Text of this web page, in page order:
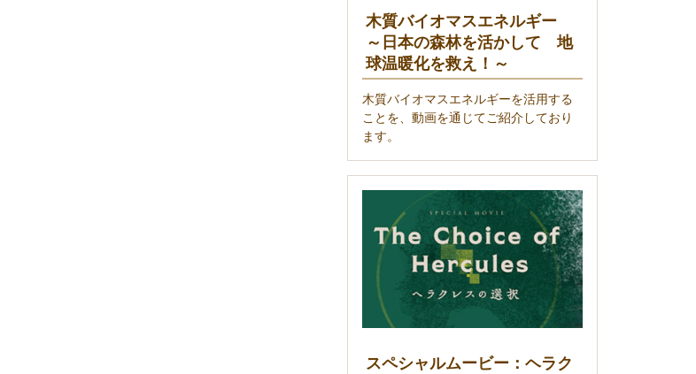
木質バイオマスエネルギー
～日本の森林を活かして 地
球温暖化を救え！～
木質バイオマスエネルギーを活用する
ことを、動画を通じてご紹介しており
ます。
スペシャルムービー：ヘラク